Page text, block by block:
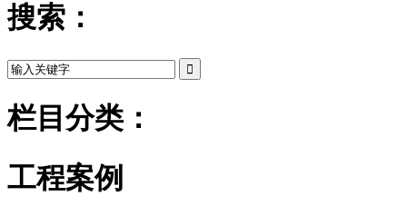
搜索：
栏目分类：
工程案例